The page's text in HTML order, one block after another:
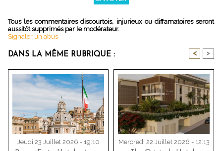
Tous les commentaires discourtois, injurieux ou diffamatoires seront
aussitôt supprimés par le modérateur.
Signaler un abus
DANS LA MÊME RUBRIQUE : < >
Jeudi 23 Juillet 2026 - 19:10
Mercredi 22 Juillet 2026 - 12:13